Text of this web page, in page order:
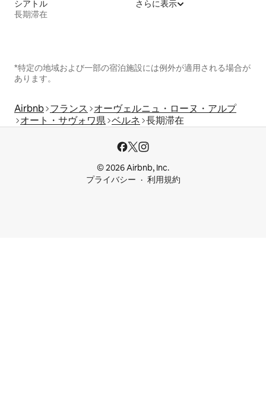
シアトル
長期滞在
さらに表示
*特定の地域および一部の宿泊施設には例外が適用される場合が
あります。
Airbnb フランス
オーヴェルニュ・ローヌ・アルプ
オート・サヴォワ県 ベルネ 長期滞在
© 2026 Airbnb, Inc.
プライバシー
利用規約